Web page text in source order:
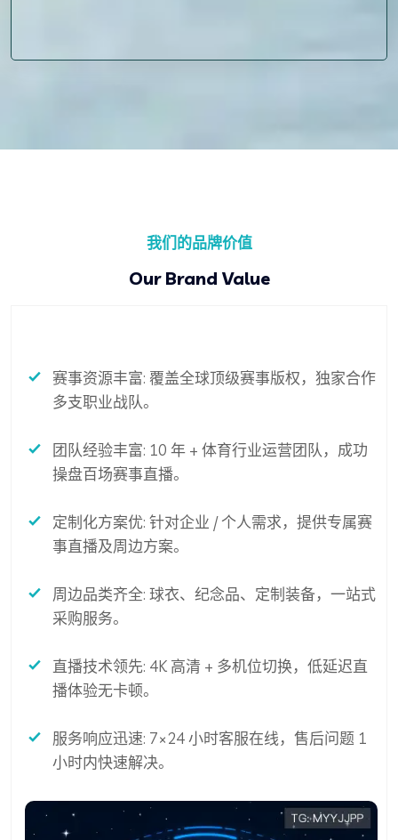
我们的品牌价值
Our Brand Value
赛事资源丰富: 覆盖全球顶级赛事版权，独家合作
多支职业战队。
团队经验丰富: 10 年 + 体育行业运营团队，成功
操盘百场赛事直播。
定制化方案优: 针对企业 / 个人需求，提供专属赛
事直播及周边方案。
周边品类齐全: 球衣、纪念品、定制装备，一站式
采购服务。
直播技术领先: 4K 高清 + 多机位切换，低延迟直
播体验无卡顿。
服务响应迅速: 7×24 小时客服在线，售后问题 1
小时内快速解决。